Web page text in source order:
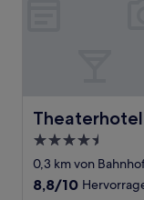
Theaterhotel
4.5-
Sterne-
Unterkunft
0,3 km von
8.8
8,8/10